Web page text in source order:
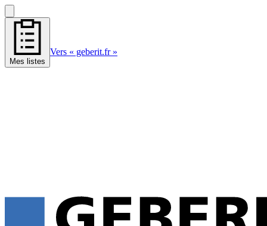
Mes listes
Vers « geberit.fr »